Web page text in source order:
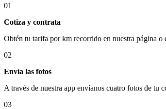
01
Cotiza y contrata
Obtén tu tarifa por km recorrido en nuestra página o
02
Envía las fotos
A través de nuestra app envíanos cuatro fotos de tu
03